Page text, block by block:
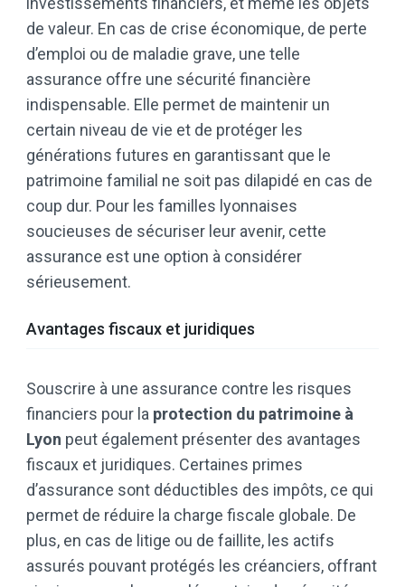
de valeur. En cas de crise économique, de perte
d’emploi ou de maladie grave, une telle
assurance offre une sécurité financière
indispensable. Elle permet de maintenir un
certain niveau de vie et de protéger les
générations futures en garantissant que le
patrimoine familial ne soit pas dilapidé en cas de
coup dur. Pour les familles lyonnaises
soucieuses de sécuriser leur avenir, cette
assurance est une option à considérer
sérieusement.
Avantages fiscaux et juridiques
Souscrire à une assurance contre les risques
financiers pour la protection du patrimoine à
Lyon peut également présenter des avantages
fiscaux et juridiques. Certaines primes
d’assurance sont déductibles des impôts, ce qui
permet de réduire la charge fiscale globale. De
plus, en cas de litige ou de faillite, les actifs
assurés pouvant protégés les créanciers, offrant